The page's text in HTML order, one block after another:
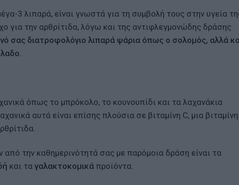
3 λιπαρά, είναι γνωστά για τη συμβολή τους στην υγεία
για την αρθρίτιδα, λόγω και της αντιφλεγμονώδης δράσης
σας διατροφολόγιο λιπαρά ψάρια όπως ο σολομός, αλλά
όπως το μπρόκολο, το κουνουπίδι και τα λαχανάκια
αυτά είναι επίσης πλούσια σε βιταμίνη C, μια βιταμίνη
την καθημερινότητά σας με παρόμοια δράση είναι τα
και τα γαλακτοκομικά προϊόντα.